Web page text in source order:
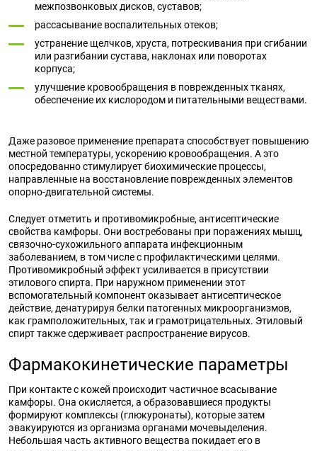
межпозвонковых дисков, суставов;
рассасывание воспалительных отеков;
устранение щелчков, хруста, потрескивания при сгибании
или разгибании сустава, наклонах или поворотах
корпуса;
улучшение кровообращения в поврежденных тканях,
обеспечение их кислородом и питательными веществами.
Даже разовое применение препарата способствует повышению
местной температуры, ускорению кровообращения. А это
опосредованно стимулирует биохимические процессы,
направленные на восстановление поврежденных элементов
опорно-двигательной системы.
Следует отметить и противомикробные, антисептические
свойства камфоры. Они востребованы при поражениях мышц,
связочно-сухожильного аппарата инфекционным
заболеванием, в том числе с профилактическими целями.
Противомикробный эффект усиливается в присутствии
этилового спирта. При наружном применении этот
вспомогательный компонент оказывает антисептическое
действие, денатурируя белки патогенных микроорганизмов,
как грамположительных, так и грамотрицательных. Этиловый
спирт также сдерживает распространение вирусов.
Фармакокинетические параметры
При контакте с кожей происходит частичное всасывание
камфоры. Она окисляется, а образовавшиеся продукты
формируют комплексы (глюкуронаты), которые затем
эвакуируются из организма органами мочевыделения.
Небольшая часть активного вещества покидает его в